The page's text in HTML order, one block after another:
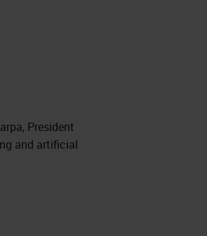
President
and artificial